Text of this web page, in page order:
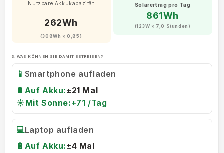
Nutzbare Akkukapazität
262Wh
(308Wh × 0,85)
Solarertrag pro Tag
861Wh
(123W × 7,0 Stunden)
3. WAS KÖNNEN SIE DAMIT BETREIBEN?
📱 Smartphone aufladen
🔋 Auf Akku:±21 Mal
☀️Mit Sonne:+71 /Tag
💻Laptop aufladen
🔋 Auf Akku:±4 Mal